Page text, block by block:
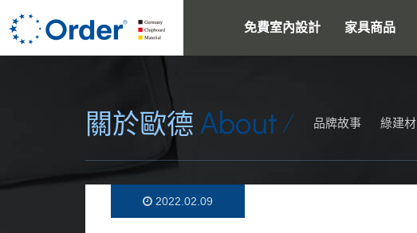
免費室內設計 家具商品
關於歐德 About 品牌故事 綠建材
2022.02.09